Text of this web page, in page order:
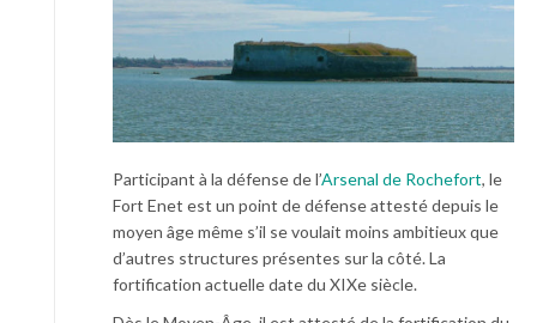
Participant à la défense de l’Arsenal de Rochefort, le
Fort Enet est un point de défense attesté depuis le
moyen âge même s’il se voulait moins ambitieux que
d’autres structures présentes sur la côté. La
fortification actuelle date du XIXe siècle.